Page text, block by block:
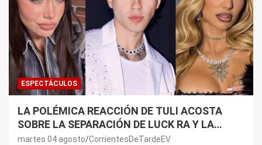
ESPECTÁCULOS
LA POLÉMICA REACCIÓN DE TULI ACOSTA
SOBRE LA SEPARACIÓN DE LUCK RA Y LA
JOAQUI: “¿MI VERDAD?”
martes 04 agosto CorrientesDeTardeEV